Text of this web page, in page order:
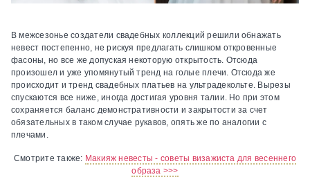
В межсезонье создатели свадебных коллекций решили обнажать
невест постепенно, не рискуя предлагать слишком откровенные
фасоны, но все же допуская некоторую открытость. Отсюда
произошел и уже упомянутый тренд на голые плечи. Отсюда же
происходит и тренд свадебных платьев на ультрадекольте. Вырезы
спускаются все ниже, иногда достигая уровня талии. Но при этом
сохраняется баланс демонстративности и закрытости за счет
обязательных в таком случае рукавов, опять же по аналогии с
плечами.
Смотрите также: Макияж невесты - советы визажиста для весеннего
образа >>>